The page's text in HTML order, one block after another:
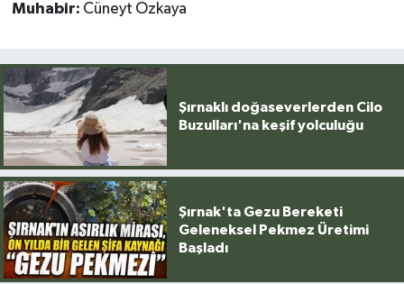
Muhabir: Cüneyt Özkaya
Şırnaklı doğaseverlerden Cilo
Buzulları'na keşif yolculuğu
Şırnak'ta Gezu Bereketi
Geleneksel Pekmez Üretimi
Başladı